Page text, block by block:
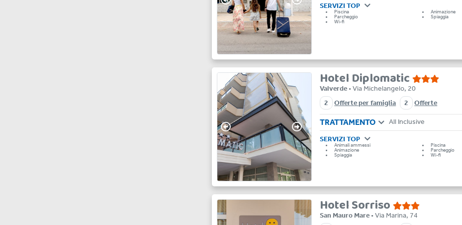
SERVIZI TOP
Piscina Animazione
Parcheggio Spiaggia
Wi-fi
Hotel Diplomatic
Valverde • Via Michelangelo, 20
2
Offerte per famiglia 2 Offerte
TRATTAMENTO All Inclusive
SERVIZI TOP
Animali ammessi Piscina
Animazione Parcheggio
Spiaggia Wi-fi
Hotel Sorriso
San Mauro Mare • Via Marina, 74